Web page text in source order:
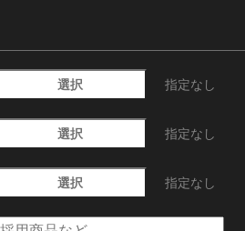
選択 指定なし
選択 指定なし
選択 指定なし